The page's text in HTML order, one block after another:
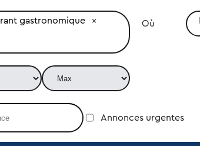
gastronomique Où
Annonces urgentes